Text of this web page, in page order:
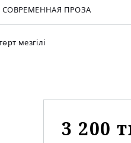
СОВРЕМЕННАЯ ПРОЗА
мезгілі
3 200